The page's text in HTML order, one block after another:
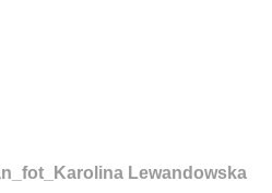
Lewandowska